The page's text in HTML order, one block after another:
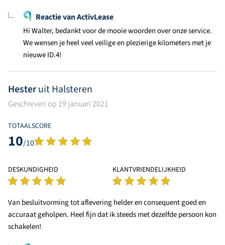
Reactie van ActivLease
Hi Walter, bedankt voor de mooie woorden over onze service.
We wensen je heel veel veilige en plezierige kilometers met je
nieuwe ID.4!
Hesteruit Halsteren
Geschreven op 19 januari 2021
TOTAALSCORE
10/10
DESKUNDIGHEID KLANTVRIENDELIJKHEID
Van besluitvorming tot aflevering helder en consequent goed en
accuraat geholpen. Heel fijn dat ik steeds met dezelfde persoon kon
schakelen!